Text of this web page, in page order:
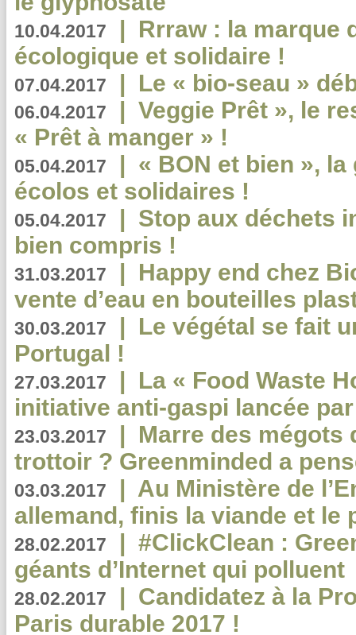
10.04.2017 | Rrraw : la marque
écologique et solidaire !
07.04.2017 | Le « bio-seau »
06.04.2017 | Veggie Prêt », le
« Prêt à manger » !
05.04.2017 | « BON et bien »,
écolos et solidaires !
05.04.2017 | Stop aux déchets
bien compris !
31.03.2017 | Happy end chez
vente d’eau en bouteilles
30.03.2017 | Le végétal se fait
Portugal !
27.03.2017 | La « Food Waste
initiative anti-gaspi lancée
23.03.2017 | Marre des mégots
trottoir ? Greenminded a
03.03.2017 | Au Ministère de
allemand, finis la viande et le
28.02.2017 | #ClickClean :
géants d’Internet qui polluent
28.02.2017 | Candidatez à la
Paris durable 2017 !